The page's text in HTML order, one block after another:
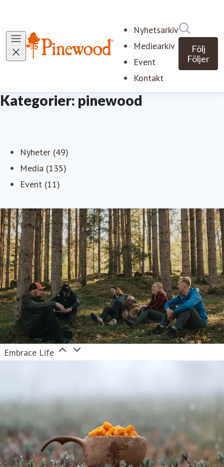
Nyhetsarkiv
Mediearkiv
Event
Kontakt
Följ
Följer
Kategorier: pinewood
Nyheter (49)
Media (135)
Event (11)
Embrace Life